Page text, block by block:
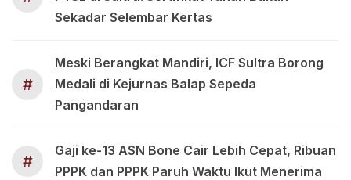
Sekadar Selembar Kertas
#
Meski Berangkat Mandiri, ICF Sultra Borong
Medali di Kejurnas Balap Sepeda
Pangandaran
#
Gaji ke-13 ASN Bone Cair Lebih Cepat, Ribuan
PPPK dan PPPK Paruh Waktu Ikut Menerima